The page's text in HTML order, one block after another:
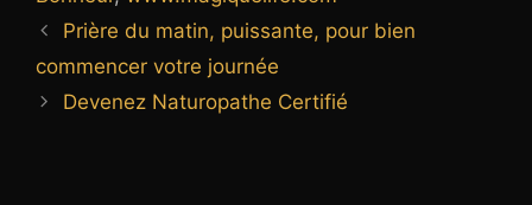
Prière du matin, puissante, pour bien
commencer votre journée
Devenez Naturopathe Certifié